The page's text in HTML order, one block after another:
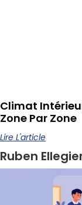
Climat
Zone Par Zone
Lire L'article
Ruben